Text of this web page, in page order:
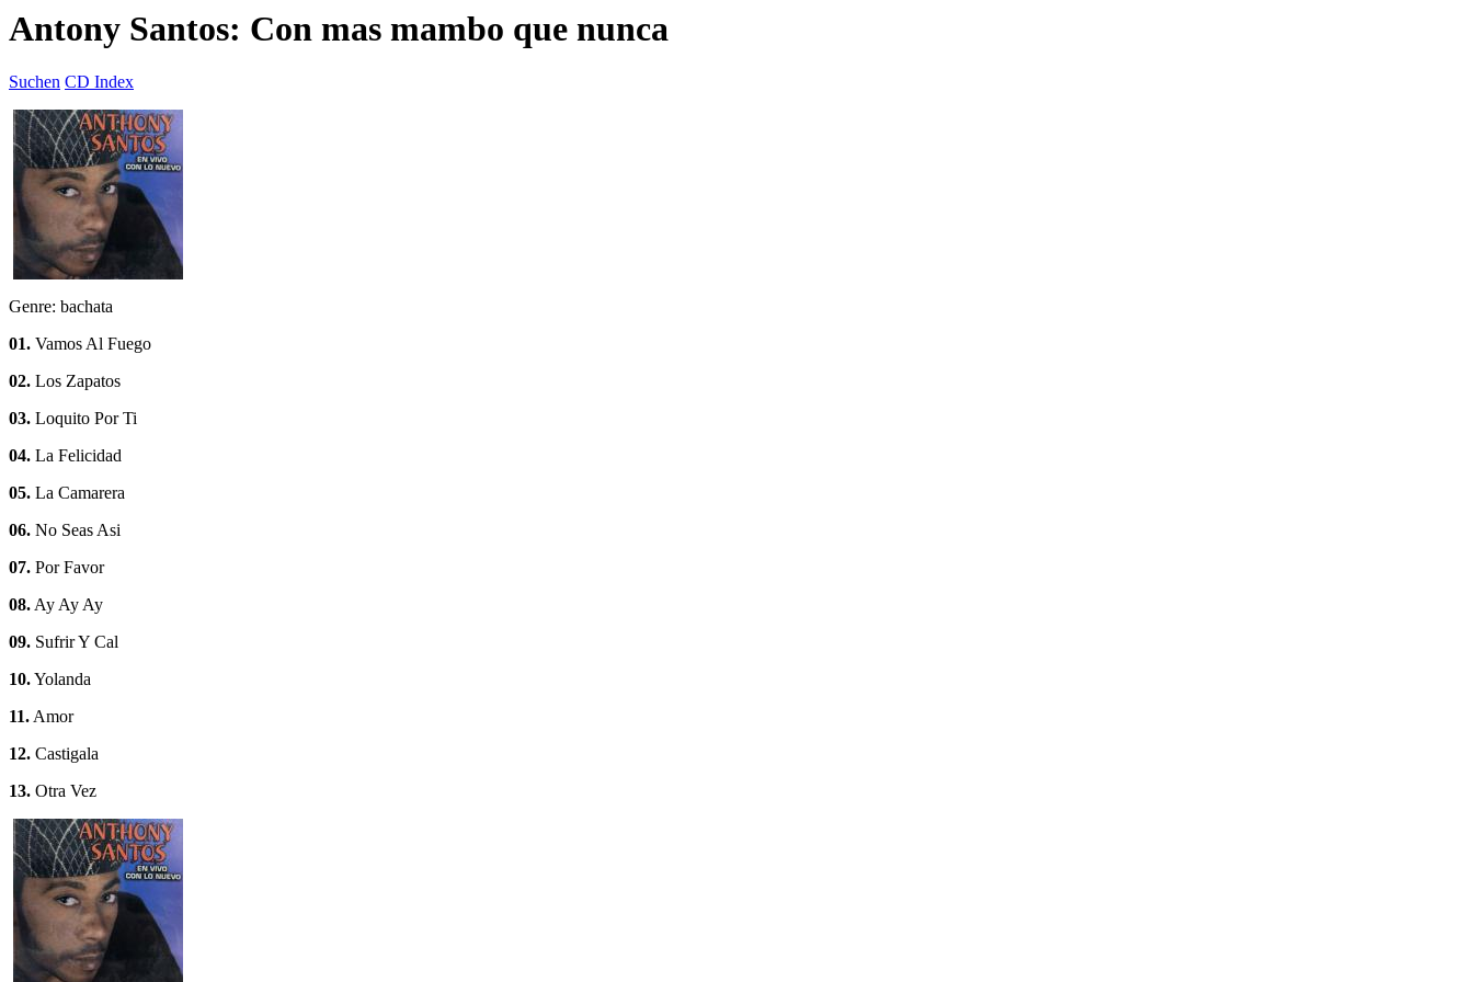
Antony Santos: Con mas mambo que nunca
Suchen CD Index
Genre: bachata
01. Vamos Al Fuego
02. Los Zapatos
03. Loquito Por Ti
04. La Felicidad
05. La Camarera
06. No Seas Asi
07. Por Favor
08.Ay Ay Ay
09. Sufrir Y Cal
10.Yolanda
11.Amor
12. Castigala
13. Otra Vez